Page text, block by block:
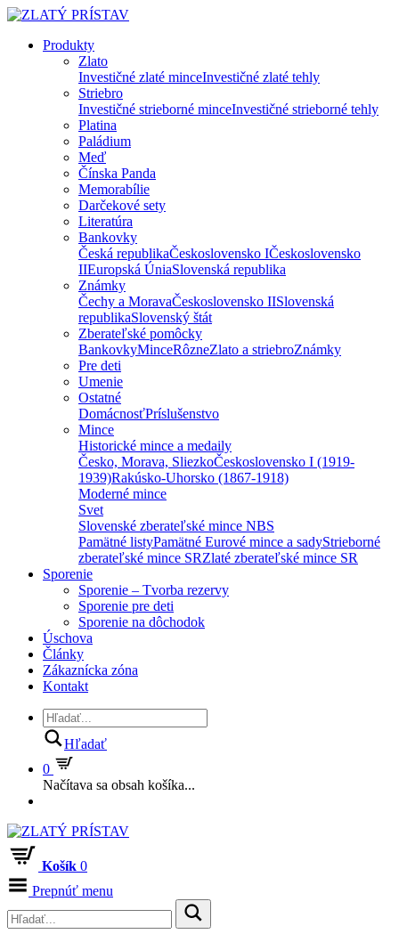
Produkty
Zlato
Investičné zlaté minceInvestičné zlaté tehly
Striebro
Investičné strieborné minceInvestičné strieborné tehly
Platina
Paládium
Meď
Čínska Panda
Memorabílie
Darčekové sety
Literatúra
Bankovky
Česká republikaČeskoslovensko IČeskoslovensko
IIEuropská ÚniaSlovenská republika
Známky
Čechy a MoravaČeskoslovensko IISlovenská
republikaSlovenský štát
Zberateľské pomôcky
BankovkyMinceRôzneZlato a striebroZnámky
Pre deti
Umenie
Ostatné
DomácnosťPríslušenstvo
Mince
Historické mince a medaily
Česko, Morava, SliezkoČeskoslovensko I (1919-
1939)Rakúsko-Uhorsko (1867-1918)
Moderné mince
Svet
Slovenské zberateľské mince NBS
Pamätné listyPamätné Eurové mince a sadyStrieborné
zberateľské mince SRZlaté zberateľské mince SR
Sporenie
Sporenie – Tvorba rezervy
Sporenie pre deti
Sporenie na dôchodok
Úschova
Články
Zákaznícka zóna
Kontakt
Hľadať
0
Načítava sa obsah košíka...
Košík 0
Prepnúť menu